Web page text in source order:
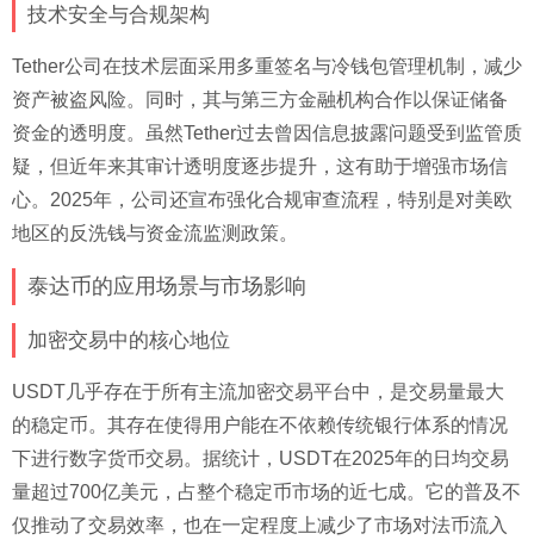
技术安全与合规架构
Tether公司在技术层面采用多重签名与冷钱包管理机制，减少
资产被盗风险。同时，其与第三方金融机构合作以保证储备
资金的透明度。虽然Tether过去曾因信息披露问题受到监管质
疑，但近年来其审计透明度逐步提升，这有助于增强市场信
心。2025年，公司还宣布强化合规审查流程，特别是对美欧
地区的反洗钱与资金流监测政策。
泰达币的应用场景与市场影响
加密交易中的核心地位
USDT几乎存在于所有主流加密交易平台中，是交易量最大
的稳定币。其存在使得用户能在不依赖传统银行体系的情况
下进行数字货币交易。据统计，USDT在2025年的日均交易
量超过700亿美元，占整个稳定币市场的近七成。它的普及不
仅推动了交易效率，也在一定程度上减少了市场对法币流入